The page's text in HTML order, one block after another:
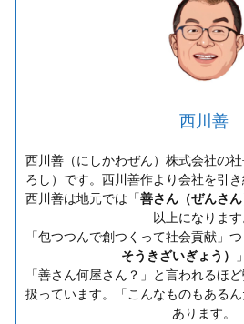
西川善
西川善（にしかわぜん）株式会社の
ろし）です。西川善作より会社を引き
西川善は地元では「善さん（ぜんさん
以上になります
「包つつんで創つくって社会貢献」
そうきざいぎょう）
「善さん何屋さん？」と言われるほ
扱っています。「こんなものもある
あります。